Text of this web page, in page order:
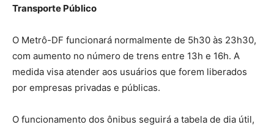
Transporte Público
O Metrô-DF funcionará normalmente de 5h30 às 23h30,
com aumento no número de trens entre 13h e 16h. A
medida visa atender aos usuários que forem liberados
por empresas privadas e públicas.
O funcionamento dos ônibus seguirá a tabela de dia útil,